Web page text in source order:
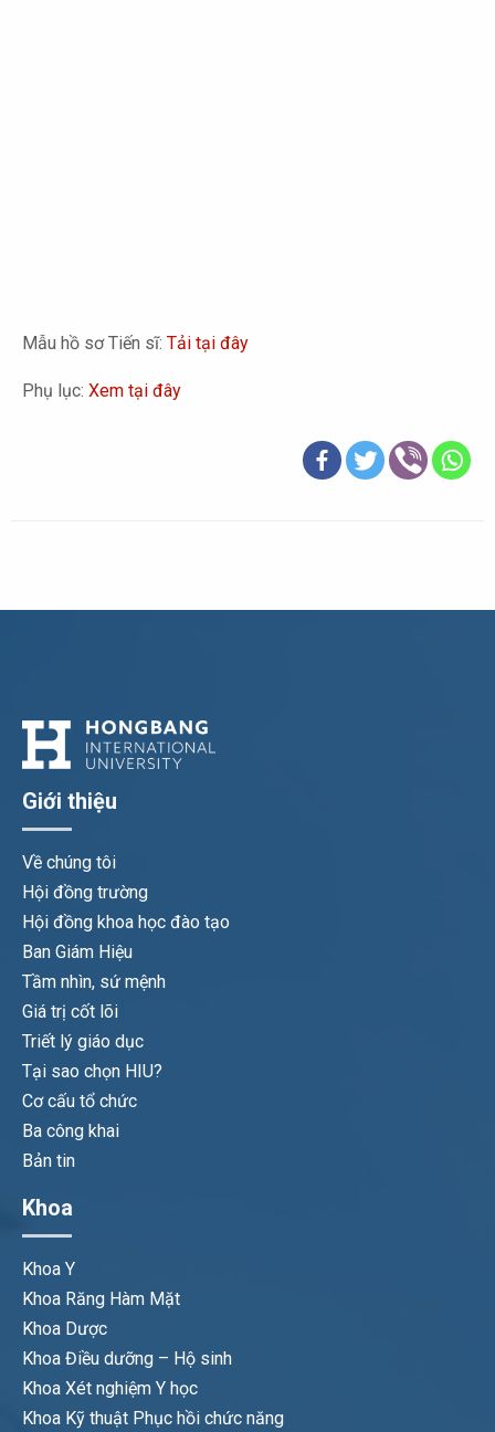
Mẫu hồ sơ Tiến sĩ: Tải tại đây
Phụ lục: Xem tại đây
Giới thiệu
Về chúng tôi
Hội đồng trường
Hội đồng khoa học đào tạo
Ban Giám Hiệu
Tầm nhìn, sứ mệnh
Giá trị cốt lõi
Triết lý giáo dục
Tại sao chọn HIU?
Cơ cấu tổ chức
Ba công khai
Bản tin
Khoa
Khoa Y
Khoa Răng Hàm Mặt
Khoa Dược
Khoa Điều dưỡng – Hộ sinh
Khoa Xét nghiệm Y học
Khoa Kỹ thuật Phục hồi chức năng